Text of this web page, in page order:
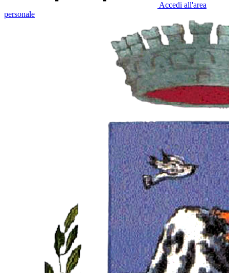
Accedi all'area
personale